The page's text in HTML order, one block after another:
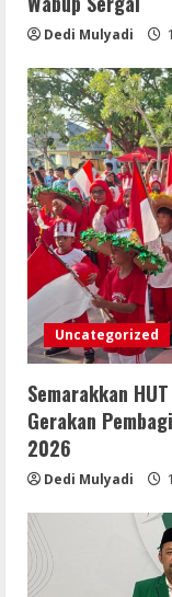
Dedi Mulyadi
Uncategorized
Semarakkan
Gerakan
2026
Dedi Mulyadi